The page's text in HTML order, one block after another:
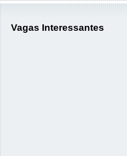
Vagas Interessantes